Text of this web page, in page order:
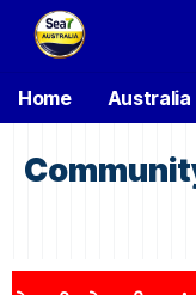
Home Australia